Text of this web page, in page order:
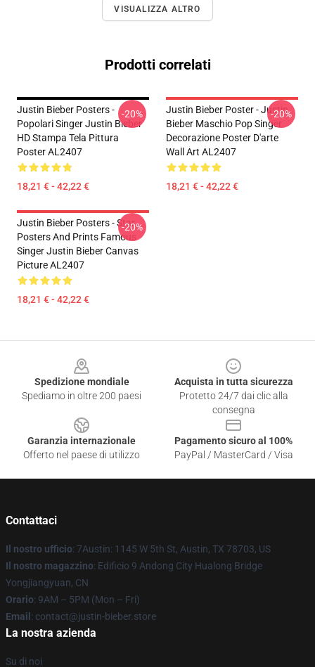
VISUALIZZA ALTRO
Prodotti correlati
Justin Bieber Posters -
Popolari Singer Justin Bieber
HD Stampa Tela Pittura
Poster AL2407
18,21 € - 42,22 €
-20%
Justin Bieber Poster - Justin
Bieber Maschio Pop Singer
Decorazione Poster D'arte
Wall Art AL2407
18,21 € - 42,22 €
-20%
Justin Bieber Posters - Star
Posters And Prints Famous
Singer Justin Bieber Canvas
Picture AL2407
18,21 € - 42,22 €
-20%
Spedizione mondiale
Spediamo in oltre 200 paesi
Acquista in tutta sicurezza
Protetto 24/7 dai clic alla
consegna
Garanzia internazionale
Offerto nel paese di utilizzo
Pagamento sicuro al 100%
PayPal / MasterCard / Visa
Contattaci
Il nostro ufficio: 7Austin: 1145 W 5th St, Austin, TX 78703, US
Il nostro magazzino: Edificio 9 Andong City Hualong Bridge
Yongjiangyuan, CN
Orario: 9AM – 5PM (Mon – Fri)
Email : contact@justin-bieber.store
La nostra azienda
Su di noi